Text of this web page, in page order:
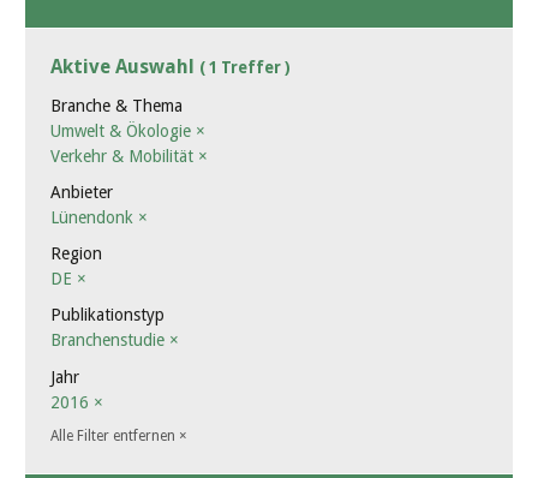
Aktive Auswahl ( 1 Treffer )
Branche & Thema
Umwelt & Ökologie ×
Verkehr & Mobilität ×
Anbieter
Lünendonk ×
Region
DE ×
Publikationstyp
Branchenstudie ×
Jahr
2016 ×
Alle Filter entfernen ×